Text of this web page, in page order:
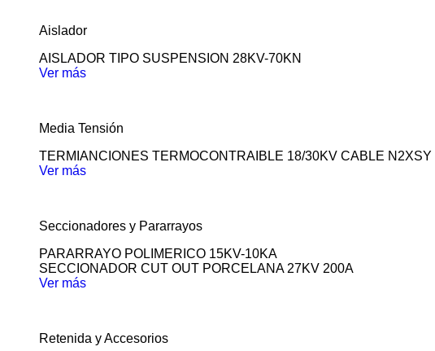
Aislador
AISLADOR TIPO SUSPENSION 28KV-70KN
Ver más
Media Tensión
TERMIANCIONES TERMOCONTRAIBLE 18/30KV CABLE N2XSY
Ver más
Seccionadores y Pararrayos
PARARRAYO POLIMERICO 15KV-10KA
SECCIONADOR CUT OUT PORCELANA 27KV 200A
Ver más
Retenida y Accesorios